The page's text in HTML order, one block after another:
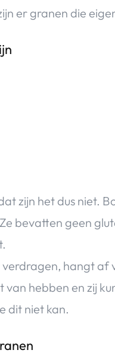
er granen die
zijn het dus niet.
bevatten geen
hangt af
van hebben en zij
dit niet kan.